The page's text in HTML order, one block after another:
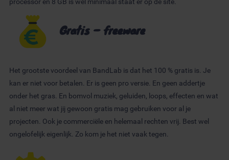
processor en 8 GB is wel minimaal staat er op de site.
Gratis – freeware
Het grootste voordeel van BandLab is dat het 100 % gratis is. Je
kan er niet voor betalen. Er is geen pro versie. En geen addertje
onder het gras. En bomvol muziek, geluiden, loops, effecten en wat
al niet meer wat jij gewoon gratis mag gebruiken voor al je
projecten. Ook je commerciële en helemaal rechten vrij. Best wel
ongelofelijk eigenlijk. Zo kom je het niet vaak tegen.